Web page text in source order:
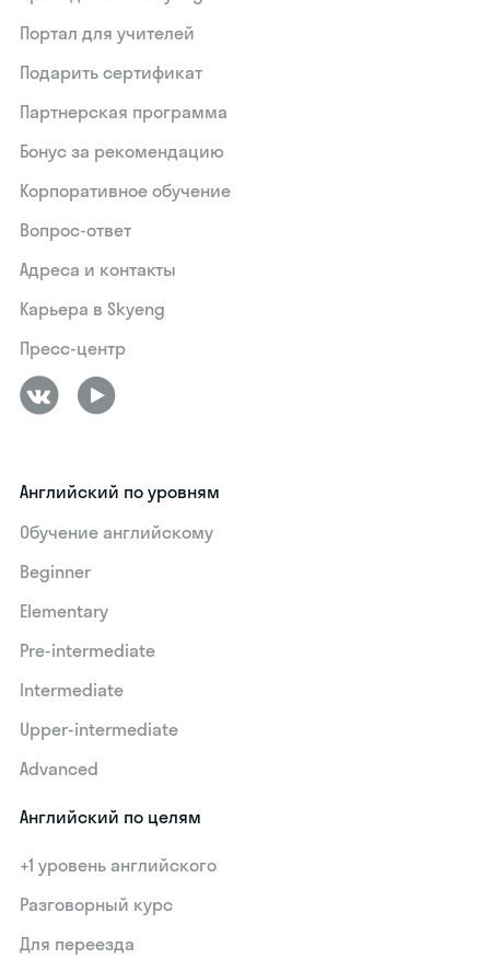
Портал для учителей
Подарить сертификат
Партнерская программа
Бонус за рекомендацию
Корпоративное обучение
Вопрос-ответ
Адреса и контакты
Карьера в Skyeng
Пресс-центр
Английский по уровням
Обучение английскому
Beginner
Elementary
Pre-intermediate
Intermediate
Upper-intermediate
Advanced
Английский по целям
+1 уровень английского
Разговорный курс
Для переезда